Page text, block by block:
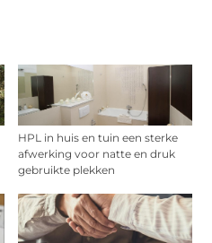
HPL in huis en tuin een sterke
afwerking voor natte en druk
gebruikte plekken